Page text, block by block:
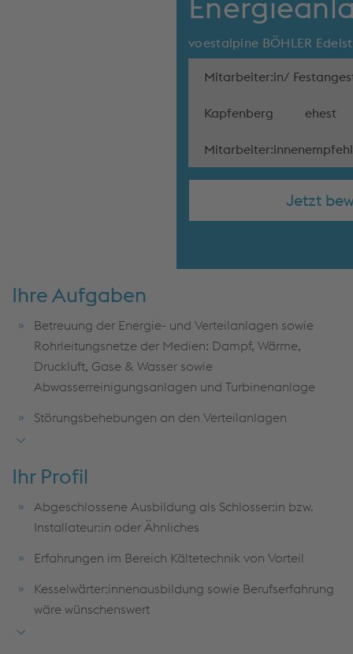
voestalpine BÖHLER
Mitarbeiter:in/
Kapfenberg ehest
Jetzt
Ihre Aufgaben
Betreuung der Energie- und Verteilanlagen sowie
Rohrleitungsnetze der Medien: Dampf, Wärme,
Druckluft, Gase & Wasser sowie
Abwasserreinigungsanlagen und Turbinenanlage
Störungsbehebungen an den Verteilanlagen
Ihr Profil
Abgeschlossene Ausbildung als Schlosser:in bzw.
Installateur:in oder Ähnliches
Erfahrungen im Bereich Kältetechnik von Vorteil
Kesselwärter:innenausbildung sowie Berufserfahrung
wäre wünschenswert